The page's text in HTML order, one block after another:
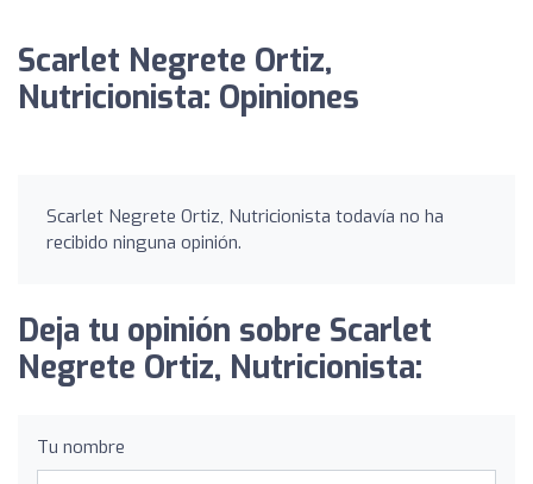
Scarlet Negrete Ortiz,
Nutricionista: Opiniones
Scarlet Negrete Ortiz, Nutricionista todavía no ha
recibido ninguna opinión.
Deja tu opinión sobre Scarlet
Negrete Ortiz, Nutricionista:
Tu nombre